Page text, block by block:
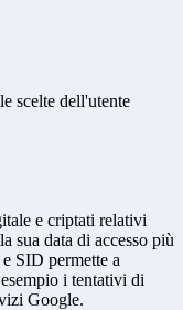
scelte dell'utente
e criptati relativi
sua data di accesso più
SID permette a
i tentativi di
Google.